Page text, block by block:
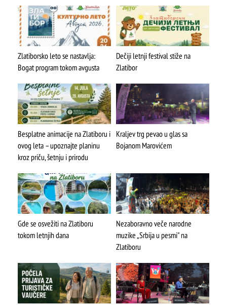
Zlatiborsko leto se nastavlja:
Bogat program tokom avgusta
Dečiji letnji festival stiže na
Zlatibor
Besplatne animacije na Zlatiboru i
ovog leta – upoznajte planinu
kroz priču, šetnju i prirodu
Kraljev trg pevao u glas sa
Bojanom Marovićem
Gde se osvežiti na Zlatiboru
tokom letnjih dana
Nezaboravno veče narodne
muzike „Srbija u pesmi" na
Zlatiboru
Stopića pećina